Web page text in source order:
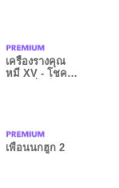
เครื่องรางคุณ
หมี XV - โชค
เพื่อนนกฮูก 2